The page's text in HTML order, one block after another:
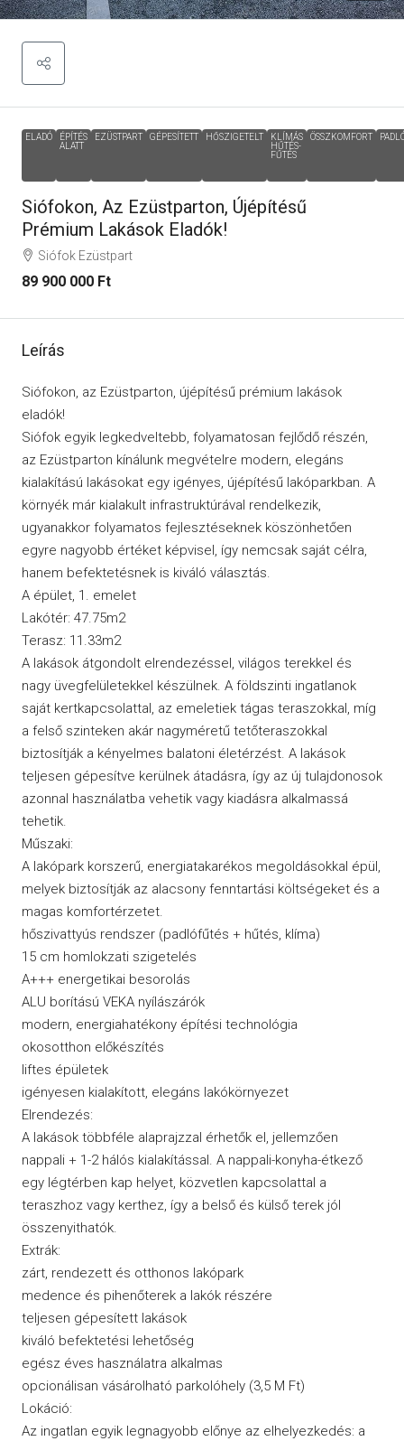
ELADÓ
ÉPÍTÉS
ALATT
EZÜSTPART GÉPESÍTETT HŐSZIGETELT
KLÍMÁS
HŰTÉS-
FŰTÉS
ÖSSZKOMFORT
Siófokon, Az Ezüstparton, Újépítésű
Prémium Lakások Eladók!
Siófok Ezüstpart
89 900 000 Ft
Leírás
Siófokon, az Ezüstparton, újépítésű prémium lakások
eladók!
Siófok egyik legkedveltebb, folyamatosan fejlődő részén,
az Ezüstparton kínálunk megvételre modern, elegáns
kialakítású lakásokat egy igényes, újépítésű lakóparkban. A
környék már kialakult infrastruktúrával rendelkezik,
ugyanakkor folyamatos fejlesztéseknek köszönhetően
egyre nagyobb értéket képvisel, így nemcsak saját célra,
hanem befektetésnek is kiváló választás.
A épület, 1. emelet
Lakótér: 47.75m2
Terasz: 11.33m2
A lakások átgondolt elrendezéssel, világos terekkel és
nagy üvegfelületekkel készülnek. A földszinti ingatlanok
saját kertkapcsolattal, az emeletiek tágas teraszokkal, míg
a felső szinteken akár nagyméretű tetőteraszokkal
biztosítják a kényelmes balatoni életérzést. A lakások
teljesen gépesítve kerülnek átadásra, így az új tulajdonosok
azonnal használatba vehetik vagy kiadásra alkalmassá
tehetik.
Műszaki:
A lakópark korszerű, energiatakarékos megoldásokkal épül,
melyek biztosítják az alacsony fenntartási költségeket és a
magas komfortérzetet.
hőszivattyús rendszer (padlófűtés + hűtés, klíma)
15 cm homlokzati szigetelés
A+++ energetikai besorolás
ALU borítású VEKA nyílászárók
modern, energiahatékony építési technológia
okosotthon előkészítés
liftes épületek
igényesen kialakított, elegáns lakókörnyezet
Elrendezés:
A lakások többféle alaprajzzal érhetők el, jellemzően
nappali + 1-2 hálós kialakítással. A nappali-konyha-étkező
egy légtérben kap helyet, közvetlen kapcsolattal a
teraszhoz vagy kerthez, így a belső és külső terek jól
összenyithatók.
Extrák:
zárt, rendezett és otthonos lakópark
medence és pihenőterek a lakók részére
teljesen gépesített lakások
kiváló befektetési lehetőség
egész éves használatra alkalmas
opcionálisan vásárolható parkolóhely (3,5 M Ft)
Lokáció:
Az ingatlan egyik legnagyobb előnye az elhelyezkedés: a